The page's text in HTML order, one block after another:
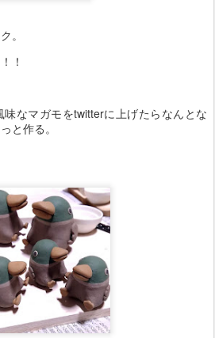
。
！
なマガモをtwitterに上げたらなんとな
と作る。